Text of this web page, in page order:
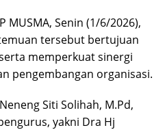
MUSMA, Senin (1/6/2026),
tersebut bertujuan
memperkuat sinergi
pengembangan organisasi.
Siti Solihah, M.Pd,
yakni Dra Hj